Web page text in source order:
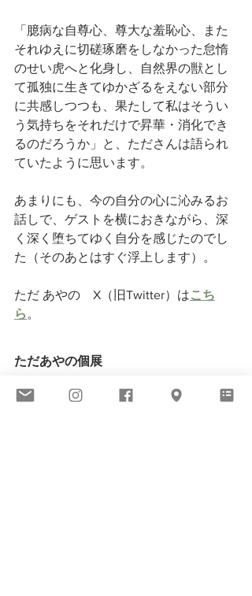
「臆病な自尊心、尊大な羞恥心、また
それゆえに切磋琢磨をしなかった怠惰
のせい虎へと化身し、自然界の獣とし
て孤独に生きてゆかざるをえない部分
に共感しつつも、果たして私はそうい
う気持ちをそれだけで昇華・消化でき
るのだろうか」と、たださんは語られ
ていたように思います。
あまりにも、今の自分の心に沁みるお
話しで、ゲストを横におきながら、深
く深く堕ちてゆく自分を感じたのでし
た（そのあとはすぐ浮上します）。
ただ あやの　X（旧Twitter）はこち
ら 。
ただあやの個展
そこに沈む Deep sinking, Deep